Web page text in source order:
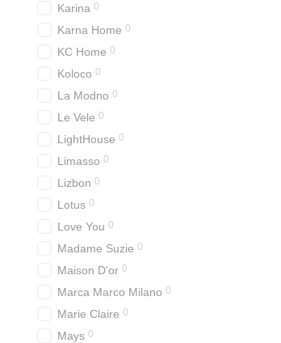
Karina 0
Karna Home 0
KC Home 0
Koloco 0
La Modno 0
Le Vele 0
LightHouse 0
Limasso 0
Lizbon 0
Lotus 0
Love You 0
Madame Suzie 0
Maison D'or 0
Marca Marco Milano 0
Marie Claire 0
Mays 0